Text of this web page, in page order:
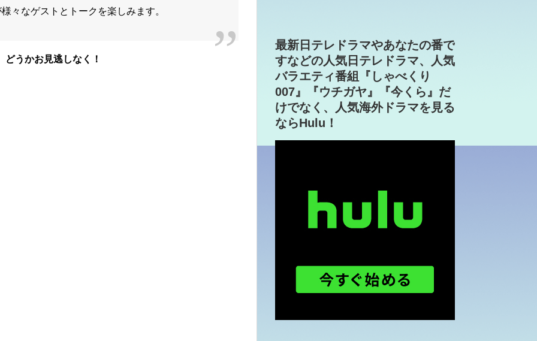
々なゲストとトークを楽しみます。
うかお見逃しなく！
最新日テレドラマやあなたの番で
すなどの人気日テレドラマ、人気
バラエティ番組『しゃべくり
007』『ウチガヤ』『今くら』だ
けでなく、人気海外ドラマを見る
ならHulu！